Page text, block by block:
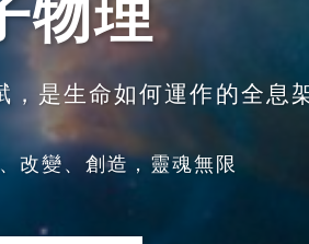
物理
，是生命如何運作的全息
改變、創造，靈魂無限